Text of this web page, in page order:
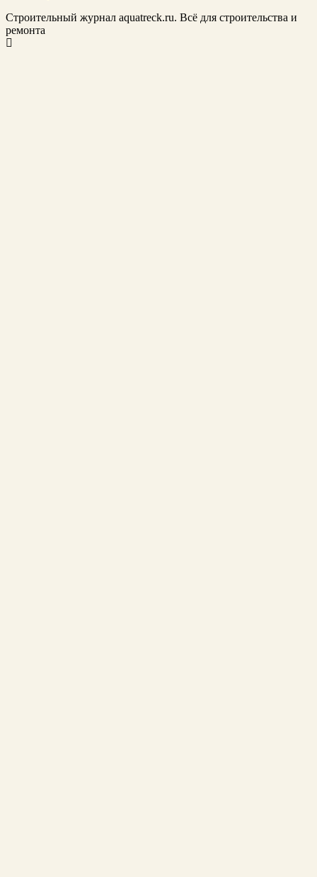
Строительный журнал aquatreck.ru. Всё для строительства и
ремонта